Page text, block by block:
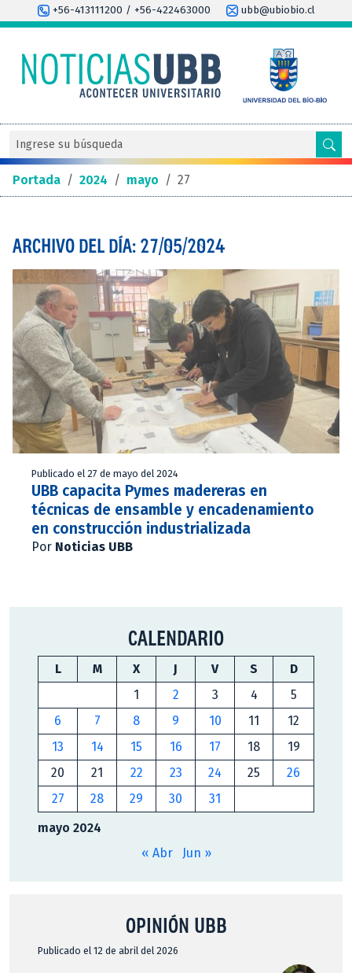
+56-413111200 / +56-422463000 ubb@ubiobio.cl
Portada / 2024 / mayo / 27
ARCHIVO DEL DÍA: 27/05/2024
Publicado el 27 de mayo del 2024
UBB capacita Pymes madereras en
técnicas de ensamble y encadenamiento
en construcción industrializada
Por Noticias UBB
CALENDARIO
mayo 2024
L M X J V S
D
1
2 3 4
5
6
7 8 9 10 11
12
13
14 15 16 17 18
19
20
21 22 23 24 25
26
27
28 29 30 31
« Abr Jun »
OPINIÓN UBB
Publicado el 12 de abril del 2026